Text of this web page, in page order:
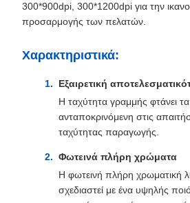
300*900dpi, 300*1200dpi για την
προσαρμογής των πελατών.
Χαρακτηριστικά:
Εξαιρετική
Η ταχύτητα γραμμής φτάνει
ανταποκρινόμενη στις
ταχύτητας παραγωγής.
Φωτεινά πλήρη χρώματα
Η φωτεινή πλήρη χρωματική
σχεδιαστεί με ένα υψηλής